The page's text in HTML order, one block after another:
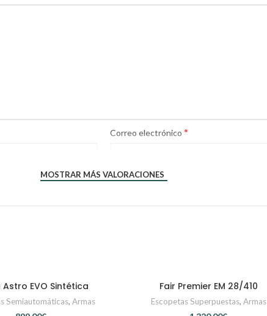
Correo electrónico *
MOSTRAR MÁS VALORACIONES
CONTACTAR
Astro EVO Sintética
Semiautomáticas, Armas
CONTACTAR
Fair Premier EM 28/410
Escopetas Superpuestas, Armas